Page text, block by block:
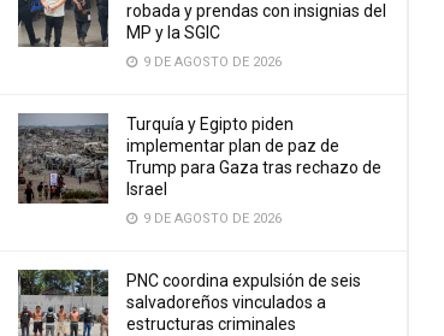
robada y prendas con insignias del
MP y la SGIC
9 DE AGOSTO DE 2026
Turquía y Egipto piden
implementar plan de paz de
Trump para Gaza tras rechazo de
Israel
9 DE AGOSTO DE 2026
PNC coordina expulsión de seis
salvadoreños vinculados a
estructuras criminales